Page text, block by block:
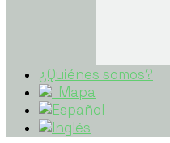
¿Quiénes somos?
Mapa